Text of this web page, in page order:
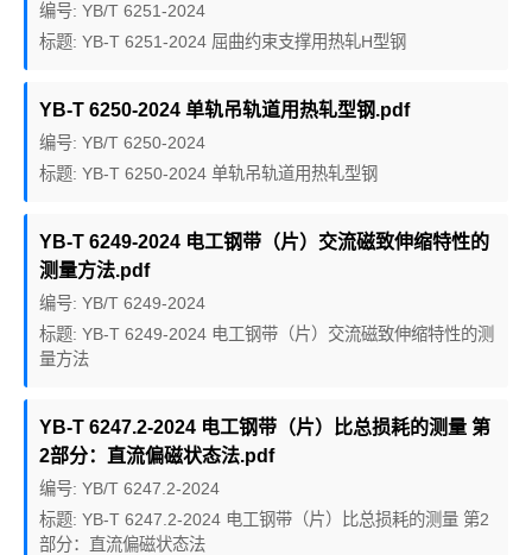
编号: YB/T 6251-2024
标题: YB-T 6251-2024 屈曲约束支撑用热轧H型钢
YB-T 6250-2024 单轨吊轨道用热轧型钢.pdf
编号: YB/T 6250-2024
标题: YB-T 6250-2024 单轨吊轨道用热轧型钢
YB-T 6249-2024 电工钢带（片）交流磁致伸缩特性的
测量方法.pdf
编号: YB/T 6249-2024
标题: YB-T 6249-2024 电工钢带（片）交流磁致伸缩特性的测
量方法
YB-T 6247.2-2024 电工钢带（片）比总损耗的测量 第
2部分：直流偏磁状态法.pdf
编号: YB/T 6247.2-2024
标题: YB-T 6247.2-2024 电工钢带（片）比总损耗的测量 第2
部分：直流偏磁状态法